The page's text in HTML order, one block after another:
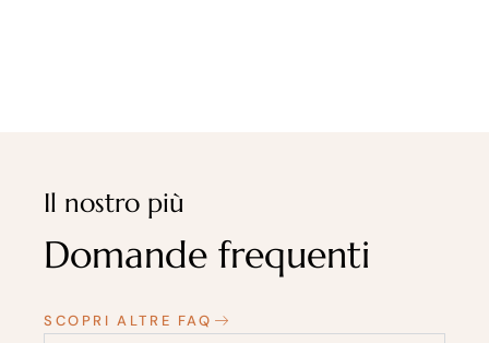
Il nostro più
Domande frequenti
SCOPRI ALTRE FAQ